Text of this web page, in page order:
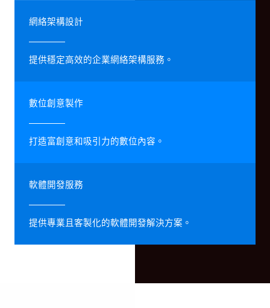
網絡架構設計
提供穩定高效的企業網絡架構服務。
數位創意製作
打造富創意和吸引力的數位內容。
軟體開發服務
提供專業且客製化的軟體開發解決方案。